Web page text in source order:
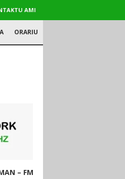
AMI
ORARIU
– FM94.5MHZ